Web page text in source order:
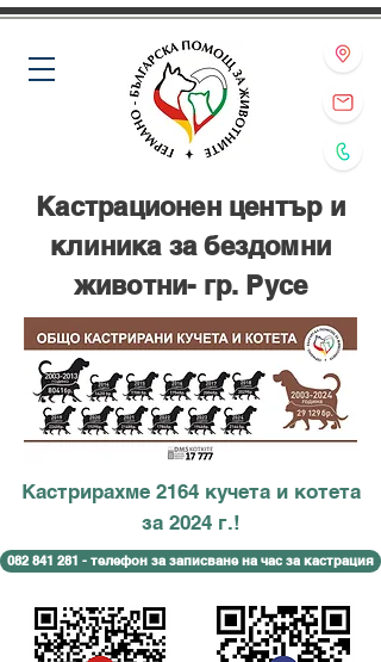
Кастрирахме 2164 кучета и котета
за 2024 г.!
082 841 281 - телефон за записване на час за кастрация
Кастрационен център и
клиника за бездомни
животни- гр. Русе